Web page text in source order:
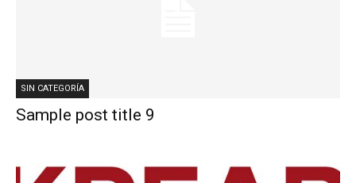
SIN CATEGORÍA
Sample post title 9